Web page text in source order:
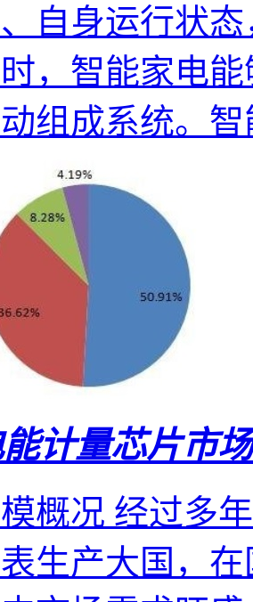
自身运行状
，智能家电
组成系统。
计量芯片市
概况 经过多
生产大国，